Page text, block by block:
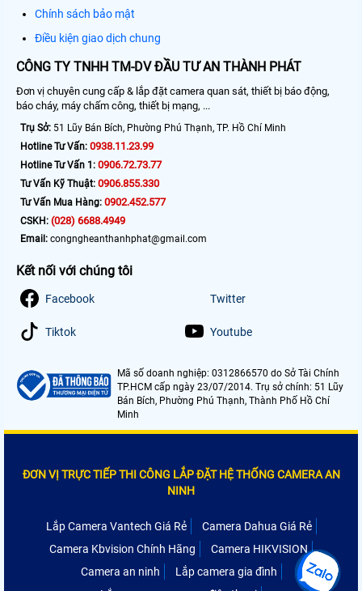
Chính sách bảo mật
Điều kiện giao dịch chung
CÔNG TY TNHH TM-DV ĐẦU TƯ AN THÀNH PHÁT
Đơn vị chuyên cung cấp & lắp đặt camera quan sát, thiết bị báo động,
báo cháy, máy chấm công, thiết bị mạng, ...
Trụ Sở: 51 Lũy Bán Bích, Phường Phú Thạnh, TP. Hồ Chí Minh
Hotline Tư Vấn: 0938.11.23.99
Hotline Tư Vấn 1: 0906.72.73.77
Tư Vấn Kỹ Thuật: 0906.855.330
Tư Vấn Mua Hàng: 0902.452.577
CSKH: (028) 6688.4949
Email: congngheanthanhphat@gmail.com
Kết nối với chúng tôi
Facebook Twitter
Tiktok Youtube
Mã số doanh nghiệp: 0312866570 do Sở Tài Chính
TP.HCM cấp ngày 23/07/2014. Trụ sở chính: 51 Lũy
Bán Bích, Phường Phú Thạnh, Thành Phố Hồ Chí
Minh
ĐƠN VỊ TRỰC TIẾP THI CÔNG LẮP ĐẶT HỆ THỐNG CAMERA AN
NINH
Lắp Camera Vantech Giá Rẻ
Camera Dahua Giá Rẻ
Camera Kbvision Chính Hãng
Camera HIKVISION
Camera an ninh
Lắp camera gia đình